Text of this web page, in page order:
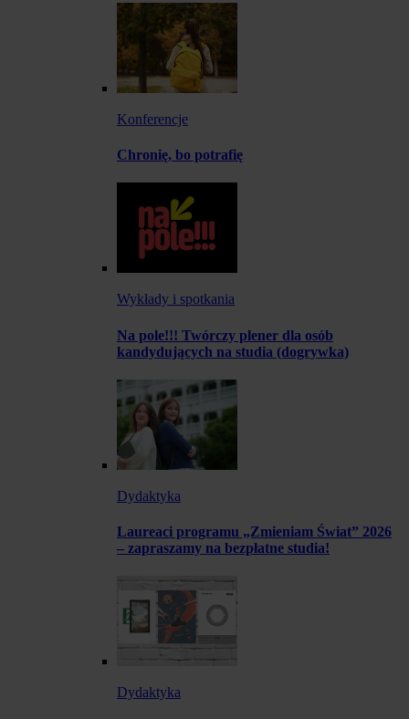
Konferencje
Chronię, bo potrafię
Wykłady i spotkania
Na pole!!! Twórczy plener dla osób
kandydujących na studia (dogrywka)
Dydaktyka
Laureaci programu „Zmieniam Świat” 2026
– zapraszamy na bezpłatne studia!
Dydaktyka